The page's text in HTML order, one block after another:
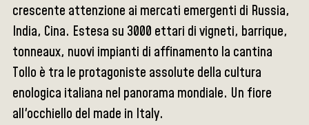
crescente attenzione ai mercati emergenti di Russia,
India, Cina. Estesa su 3000 ettari di vigneti, barrique,
tonneaux, nuovi impianti di affinamento la cantina
Tollo è tra le protagoniste assolute della cultura
enologica italiana nel panorama mondiale. Un fiore
all'occhiello del made in Italy.